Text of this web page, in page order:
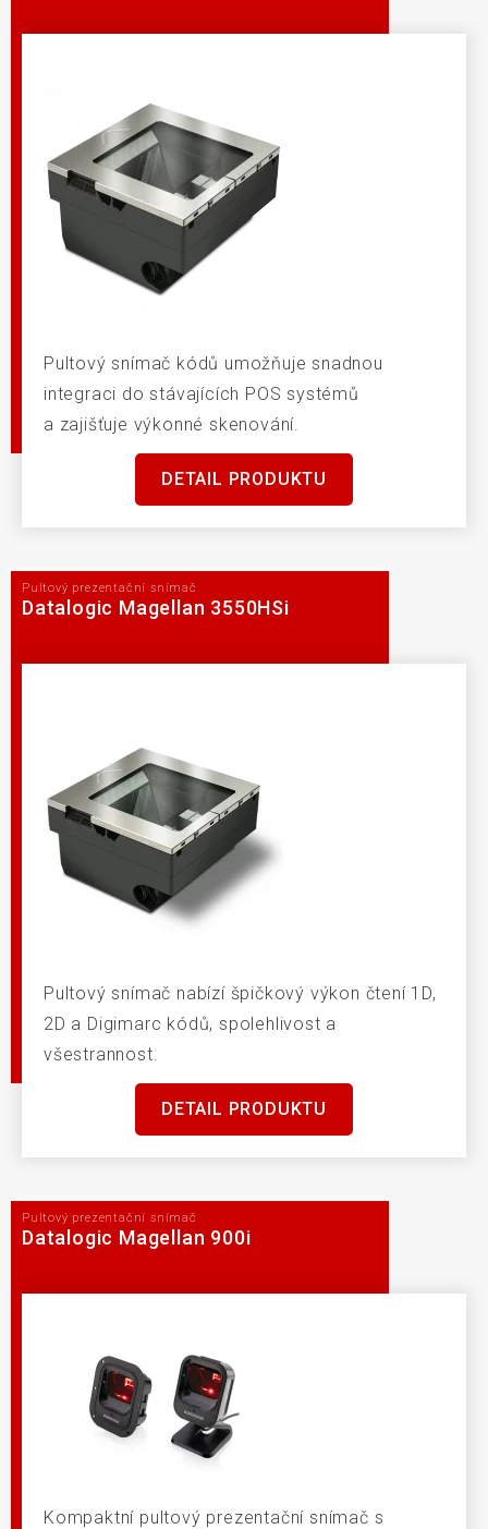
Pultový snímač kódů umožňuje snadnou
integraci do stávajících POS systémů
a zajišťuje výkonné skenování.
DETAIL PRODUKTU
Pultový prezentační snímač
Datalogic Magellan 3550HSi
Pultový snímač nabízí špičkový výkon čtení 1D,
2D a Digimarc kódů, spolehlivost a
všestrannost.
DETAIL PRODUKTU
Pultový prezentační snímač
Datalogic Magellan 900i
Kompaktní pultový prezentační snímač s